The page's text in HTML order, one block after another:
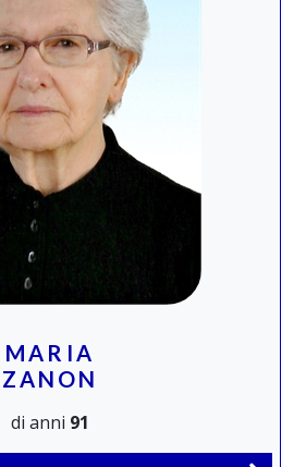
MARIA
ZANON
di anni 91